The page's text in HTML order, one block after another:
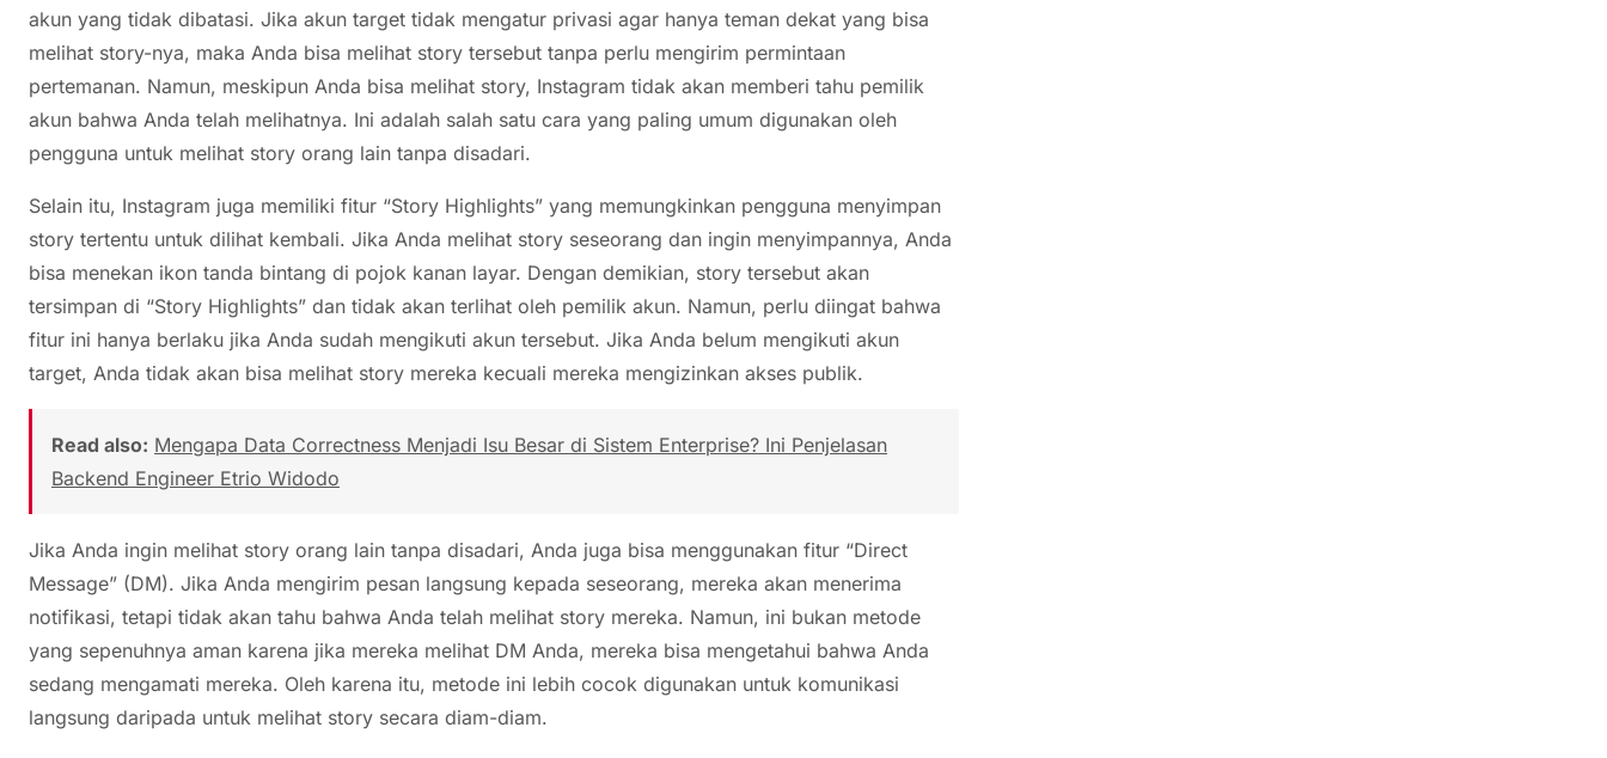
akun yang tidak dibatasi. Jika akun target tidak mengatur privasi agar hanya teman dekat yang bisa
melihat story-nya, maka Anda bisa melihat story tersebut tanpa perlu mengirim permintaan
pertemanan. Namun, meskipun Anda bisa melihat story, Instagram tidak akan memberi tahu pemilik
akun bahwa Anda telah melihatnya. Ini adalah salah satu cara yang paling umum digunakan oleh
pengguna untuk melihat story orang lain tanpa disadari.
Selain itu, Instagram juga memiliki fitur “Story Highlights” yang memungkinkan pengguna menyimpan
story tertentu untuk dilihat kembali. Jika Anda melihat story seseorang dan ingin menyimpannya, Anda
bisa menekan ikon tanda bintang di pojok kanan layar. Dengan demikian, story tersebut akan
tersimpan di “Story Highlights” dan tidak akan terlihat oleh pemilik akun. Namun, perlu diingat bahwa
fitur ini hanya berlaku jika Anda sudah mengikuti akun tersebut. Jika Anda belum mengikuti akun
target, Anda tidak akan bisa melihat story mereka kecuali mereka mengizinkan akses publik.
Read also: Mengapa Data Correctness Menjadi Isu Besar di Sistem Enterprise? Ini Penjelasan
Backend Engineer Etrio Widodo
Jika Anda ingin melihat story orang lain tanpa disadari, Anda juga bisa menggunakan fitur “Direct
Message” (DM). Jika Anda mengirim pesan langsung kepada seseorang, mereka akan menerima
notifikasi, tetapi tidak akan tahu bahwa Anda telah melihat story mereka. Namun, ini bukan metode
yang sepenuhnya aman karena jika mereka melihat DM Anda, mereka bisa mengetahui bahwa Anda
sedang mengamati mereka. Oleh karena itu, metode ini lebih cocok digunakan untuk komunikasi
langsung daripada untuk melihat story secara diam-diam.